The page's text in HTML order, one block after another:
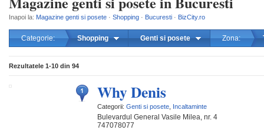
Inapoi la: Magazine genti si posete · Shopping · Bucuresti · BizCity.ro
Categorie: Shopping Genti si posete Zona:
Rezultatele 1-10 din 94
Why Denis
Categorii: Genti si posete Incaltaminte
Bulevardul General Vasile Milea, nr. 4
747078077